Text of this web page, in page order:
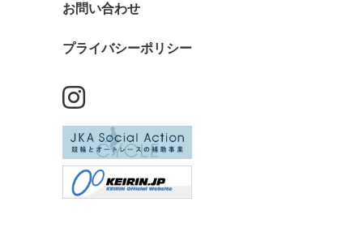
お問い合わせ
プライバシーポリシー